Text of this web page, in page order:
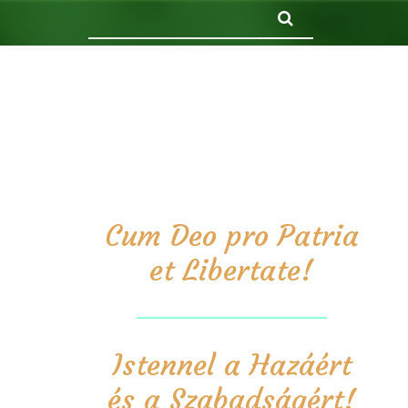
Cum Deo pro Patria
et Libertate!
Istennel a Hazáért
és a Szabadságért!